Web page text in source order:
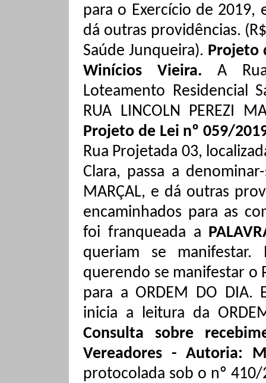
para o Exercício de 2019,
dá outras providências.
Saúde Junqueira). Projeto
Winícios Vieira. A
Loteamento Residencial
RUA LINCOLN PEREZI
Projeto de Lei nº 059/
Rua Projetada 03,
Clara, passa a denominar-
MARÇAL, e dá outras
encaminhados para as
foi franqueada a
queriam se
querendo se manifestar o
para a ORDEM DO DIA.
inicia a leitura da
Consulta sobre
Vereadores - Autoria:
protocolada sob o nº